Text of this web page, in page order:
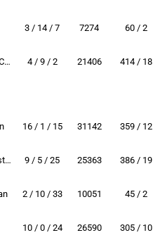
3 / 14 / 7 7274 60 / 2
MinD_ContRoL 4 / 9 / 2 21406 414 / 18
16 / 1 / 15 31142 359 / 12
Stormstormer 9 / 5 / 25 25363 386 / 19
2 / 10 / 33 10051 45 / 2
10 / 0 / 24 26590 305 / 10